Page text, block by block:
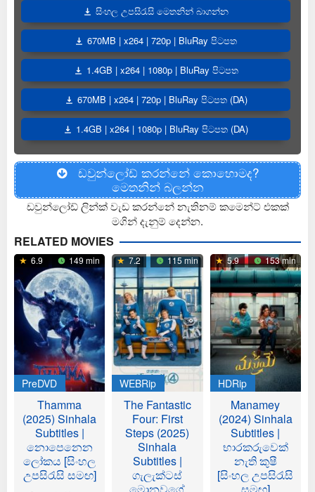
සිංහල උපසිරැසි මෙතනින් බාගන්න
670MB | x264 | 720p | BluRay පිටපත
1.4GB | x264 | 1080p | BluRay පිටපත
670MB | x264 | 720p | BluRay පිටපත (DA)
1.4GB | x264 | 1080p | BluRay පිටපත (DA)
ඩවුන්ලෝඩ් කරන්නේ කොහොමද?
මෙතනින් බලන්න
ඩවුන්ලෝඩ් ලින්ක් වැඩ කරන්නේ නැතිනම් කමෙන්ට් එකක්
මගින් දැනුම් දෙන්න.
RELATED MOVIES
6.9 149 min
PreDVD
Thamma
(2025) Sinhala
Subtitles |
නොපෙනෙන
ලෝකය [සිංහල
උපසිරැසි සමඟ]
7.2 115 min
WEBRip
The Fantastic
Four: First
Steps (2025)
Sinhala
Subtitles |
ගැලැක්ටස්
මොනවගේ
5.9 153 min
HDRip
Manamey
(2024) Sinhala
Subtitles |
භාරකරුවෙක්
නැති කුෂී
[සිංහල උපසිරැසි
සමඟ]